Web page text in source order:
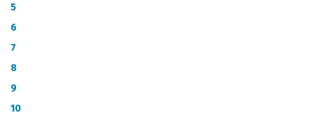
5
6
7
8
9
10
CATÁLOGO DE METADATOS